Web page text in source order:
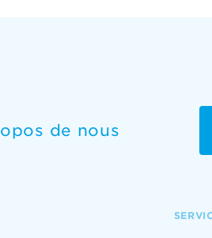
de nous